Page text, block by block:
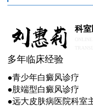
科
多年临床经验
●青少年白癜风诊疗
●肢端型白癜风诊疗
●远大皮肤病医院科室